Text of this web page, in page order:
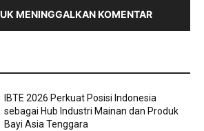
MENINGGALKAN KOMENTAR
IBTE 2026 Perkuat Posisi Indonesia
sebagai Hub Industri Mainan dan Produk
Bayi Asia Tenggara